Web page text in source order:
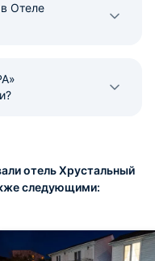
Отеле
отель Хрустальный
следующими: